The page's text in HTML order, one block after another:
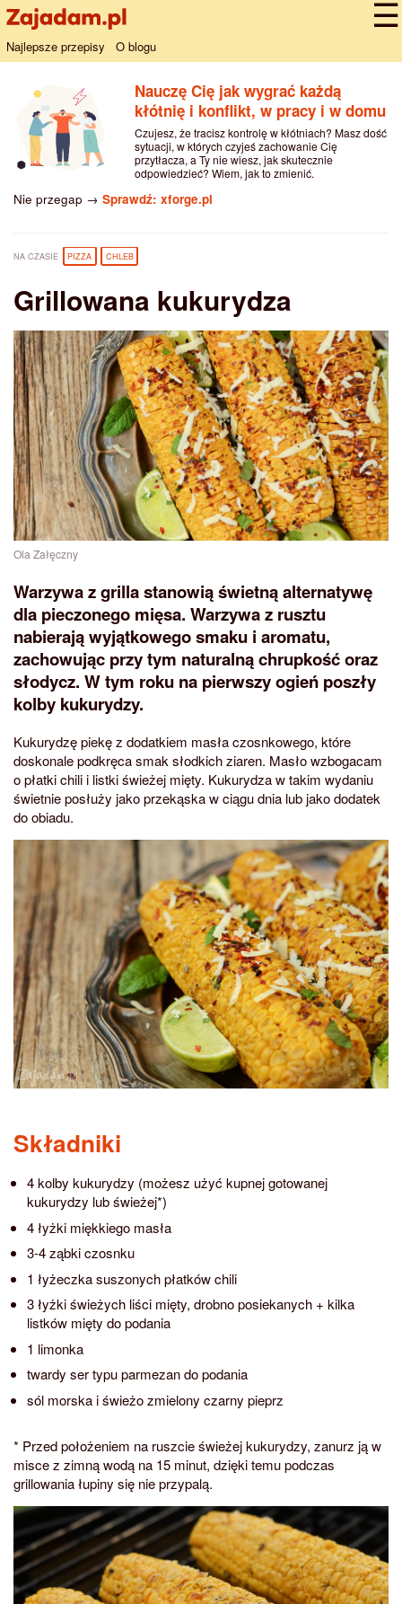
Najlepsze przepisy O blogu
Nauczę Cię jak wygrać każdą
kłótnię i konflikt, w pracy i w domu
Czujesz, że tracisz kontrolę w kłótniach? Masz dość
sytuacji, w których czyjeś zachowanie Cię
przytłacza, a Ty nie wiesz, jak skutecznie
odpowiedzieć? Wiem, jak to zmienić.
Nie przegap → Sprawdź: xforge.pl
NA CZASIE PIZZA CHLEB
Grillowana kukurydza
Ola Załęczny
Warzywa z grilla stanowią świetną alternatywę
dla pieczonego mięsa. Warzywa z rusztu
nabierają wyjątkowego smaku i aromatu,
zachowując przy tym naturalną chrupkość oraz
słodycz. W tym roku na pierwszy ogień poszły
kolby kukurydzy.
Kukurydzę piekę z dodatkiem masła czosnkowego, które
doskonale podkręca smak słodkich ziaren. Masło wzbogacam
o płatki chili i listki świeżej mięty. Kukurydza w takim wydaniu
świetnie posłuży jako przekąska w ciągu dnia lub jako dodatek
do obiadu.
Składniki
4 kolby kukurydzy (możesz użyć kupnej gotowanej
kukurydzy lub świeżej*)
4 łyżki miękkiego masła
3-4 ząbki czosnku
1 łyżeczka suszonych płatków chili
3 łyżki świeżych liści mięty, drobno posiekanych + kilka
listków mięty do podania
1 limonka
twardy ser typu parmezan do podania
sól morska i świeżo zmielony czarny pieprz
* Przed położeniem na ruszcie świeżej kukurydzy, zanurz ją w
misce z zimną wodą na 15 minut, dzięki temu podczas
grillowania łupiny się nie przypalą.